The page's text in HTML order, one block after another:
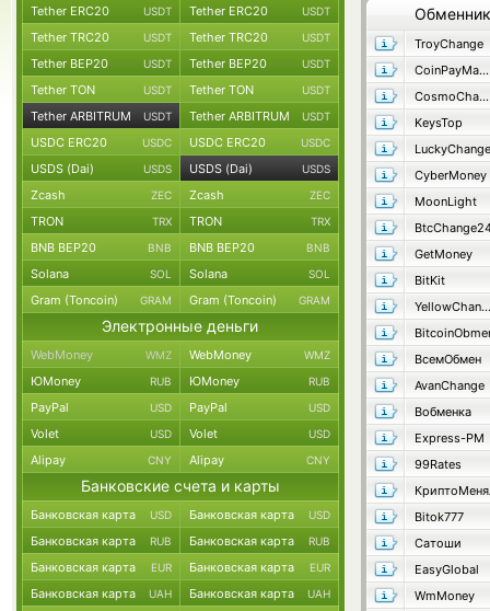
Обменник
TroyChange
CoinPayMaster
CosmoChanger
KeysTop
LuckyChange
CyberMoney
MoonLight
GetMoney
BitKit
YellowChanger
ВсемОбмен
AvanChange
Вобменка
Express-PM
99Rates
Bitok777
Сатоши
EasyGlobal
WmMoney
Tether ERC20 USDT Tether ERC20 USDT
Tether TRC20 USDT Tether TRC20 USDT
Tether BEP20 USDT Tether BEP20 USDT
Tether TON USDT Tether TON USDT
Tether ARBITRUM USDT Tether ARBITRUM USDT
USDC ERC20 USDC USDC ERC20 USDC
USDS (Dai) USDS USDS (Dai) USDS
Zcash ZEC Zcash ZEC
TRON TRX TRON TRX
BNB BEP20 BNB BNB BEP20 BNB
Solana SOL Solana SOL
Gram (Toncoin) GRAM Gram (Toncoin) GRAM
Электронные деньги
WebMoney WMZ WebMoney WMZ
ЮMoney RUB ЮMoney RUB
PayPal USD PayPal USD
Volet USD Volet USD
Alipay CNY Alipay CNY
Банковские счета и карты
Банковская карта USD Банковская карта USD
Банковская карта RUB Банковская карта RUB
Банковская карта EUR Банковская карта EUR
Банковская карта UAH Банковская карта UAH